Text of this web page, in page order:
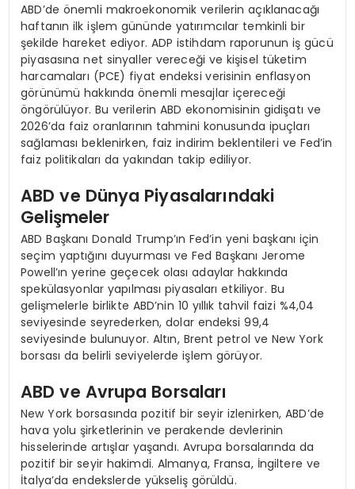
ABD’de önemli makroekonomik verilerin açıklanacağı
haftanın ilk işlem gününde yatırımcılar temkinli bir
şekilde hareket ediyor. ADP istihdam raporunun iş gücü
piyasasına net sinyaller vereceği ve kişisel tüketim
harcamaları (PCE) fiyat endeksi verisinin enflasyon
görünümü hakkında önemli mesajlar içereceği
öngörülüyor. Bu verilerin ABD ekonomisinin gidişatı ve
2026’da faiz oranlarının tahmini konusunda ipuçları
sağlaması beklenirken, faiz indirim beklentileri ve Fed’in
faiz politikaları da yakından takip ediliyor.
ABD ve Dünya Piyasalarındaki
Gelişmeler
ABD Başkanı Donald Trump’ın Fed’in yeni başkanı için
seçim yaptığını duyurması ve Fed Başkanı Jerome
Powell’ın yerine geçecek olası adaylar hakkında
spekülasyonlar yapılması piyasaları etkiliyor. Bu
gelişmelerle birlikte ABD’nin 10 yıllık tahvil faizi %4,04
seviyesinde seyrederken, dolar endeksi 99,4
seviyesinde bulunuyor. Altın, Brent petrol ve New York
borsası da belirli seviyelerde işlem görüyor.
ABD ve Avrupa Borsaları
New York borsasında pozitif bir seyir izlenirken, ABD’de
hava yolu şirketlerinin ve perakende devlerinin
hisselerinde artışlar yaşandı. Avrupa borsalarında da
pozitif bir seyir hakimdi. Almanya, Fransa, İngiltere ve
İtalya’da endekslerde yükseliş görüldü.